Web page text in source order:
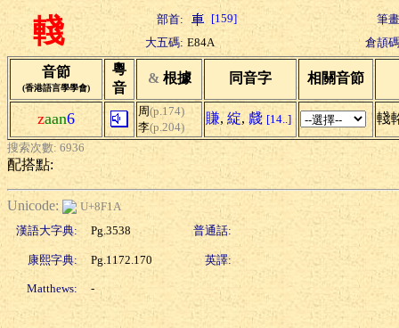
輚 部首: [159]
筆
大五碼: E84A 倉頡
音節
(香港語言學學會)
粵
音
& 根據 同音字 相關音節
zaan6 周(p.174)
李(p.204)
賺, 綻, 虥 [14..] 輚
搜索次數: 6936
配搭點:
Unicode:
U+8F1A
漢語大字典:
Pg.3538 普通話:
康熙字典: Pg.1172.170 英譯:
Matthews: -